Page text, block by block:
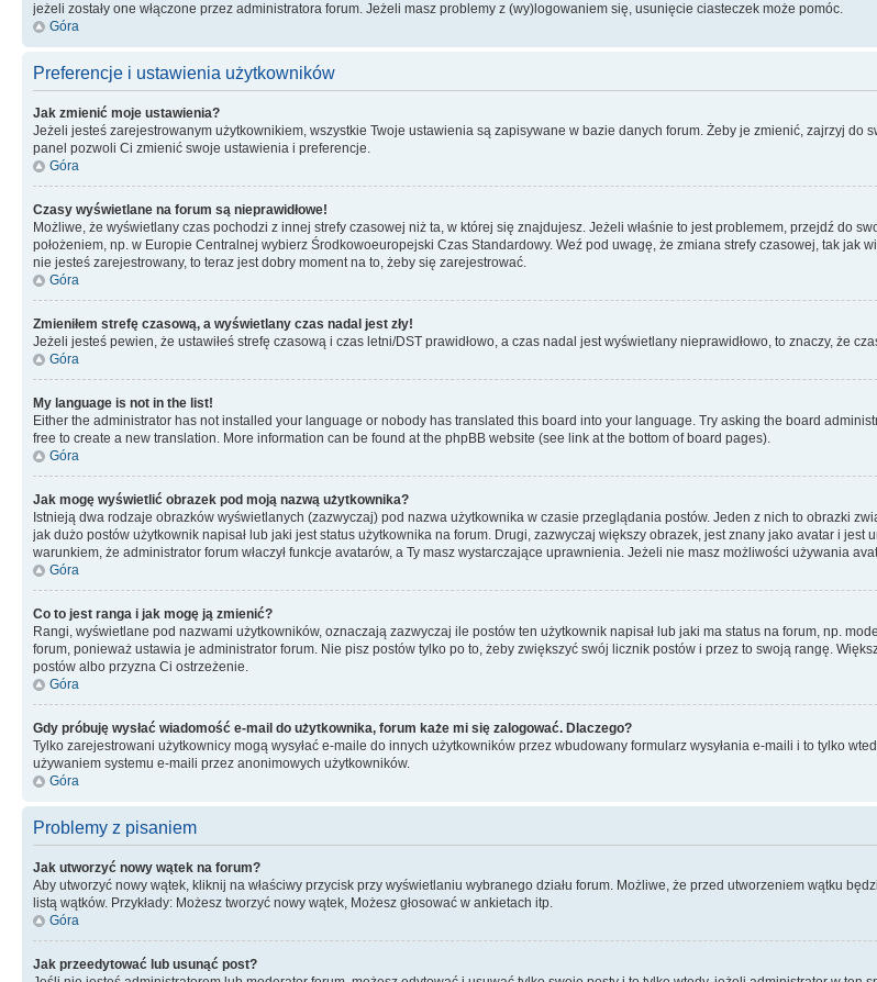
jeżeli zostały one włączone przez administratora forum. Jeżeli masz problemy z (wy)logowaniem się, usunięcie ciasteczek może pomóc.
Góra
Preferencje i ustawienia użytkowników
Jak zmienić moje ustawienia?
Jeżeli jesteś zarejestrowanym użytkownikiem, wszystkie Twoje ustawienia są zapisywane w bazie danych forum. Żeby je zmienić, zajrzyj
panel pozwoli Ci zmienić swoje ustawienia i preferencje.
Góra
Czasy wyświetlane na forum są nieprawidłowe!
Możliwe, że wyświetlany czas pochodzi z innej strefy czasowej niż ta, w której się znajdujesz. Jeżeli właśnie to jest problemem, przejdź do
położeniem, np. w Europie Centralnej wybierz Środkowoeuropejski Czas Standardowy. Weź pod uwagę, że zmiana strefy czasowej, tak
nie jesteś zarejestrowany, to teraz jest dobry moment na to, żeby się zarejestrować.
Góra
Zmieniłem strefę czasową, a wyświetlany czas nadal jest zły!
Jeżeli jesteś pewien, że ustawiłeś strefę czasową i czas letni/DST prawidłowo, a czas nadal jest wyświetlany nieprawidłowo, to znaczy, że
Góra
My language is not in the list!
Either the administrator has not installed your language or nobody has translated this board into your language. Try asking the board
free to create a new translation. More information can be found at the phpBB website (see link at the bottom of board pages).
Góra
Jak mogę wyświetlić obrazek pod moją nazwą użytkownika?
Istnieją dwa rodzaje obrazków wyświetlanych (zazwyczaj) pod nazwa użytkownika w czasie przeglądania postów. Jeden z nich to obrazki
jak dużo postów użytkownik napisał lub jaki jest status użytkownika na forum. Drugi, zazwyczaj większy obrazek, jest znany jako avatar i
warunkiem, że administrator forum właczył funkcje avatarów, a Ty masz wystarczające uprawnienia. Jeżeli nie masz możliwości używania
Góra
Co to jest ranga i jak mogę ją zmienić?
Rangi, wyświetlane pod nazwami użytkowników, oznaczają zazwyczaj ile postów ten użytkownik napisał lub jaki ma status na forum, np.
forum, ponieważ ustawia je administrator forum. Nie pisz postów tylko po to, żeby zwiększyć swój licznik postów i przez to swoją rangę.
postów albo przyzna Ci ostrzeżenie.
Góra
Gdy próbuję wysłać wiadomość e-mail do użytkownika, forum każe mi się zalogować. Dlaczego?
Tylko zarejestrowani użytkownicy mogą wysyłać e-maile do innych użytkowników przez wbudowany formularz wysyłania e-maili i to tylko
używaniem systemu e-maili przez anonimowych użytkowników.
Góra
Problemy z pisaniem
Jak utworzyć nowy wątek na forum?
Aby utworzyć nowy wątek, kliknij na właściwy przycisk przy wyświetlaniu wybranego działu forum. Możliwe, że przed utworzeniem wątku
listą wątków. Przykłady: Możesz tworzyć nowy wątek, Możesz głosować w ankietach itp.
Góra
Jak przeedytować lub usunąć post?